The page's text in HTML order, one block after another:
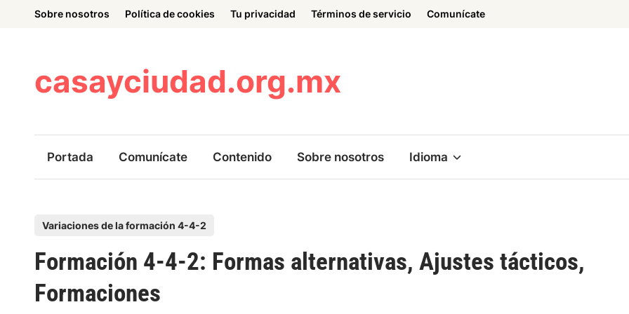
Sobre nosotros Política de cookies Tu privacidad Términos de servicio Comunícate
casayciudad.org.mx
Portada Comunícate Contenido Sobre nosotros Idioma
s
t
e
Variaciones de la formación 4-4-2
Formación 4-4-2: Formas alternativas, Ajustes tácticos,
Formaciones